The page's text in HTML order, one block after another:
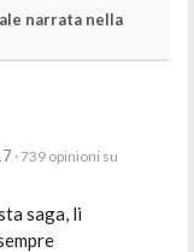
narrata nella
· 739 opinioni su
saga, li